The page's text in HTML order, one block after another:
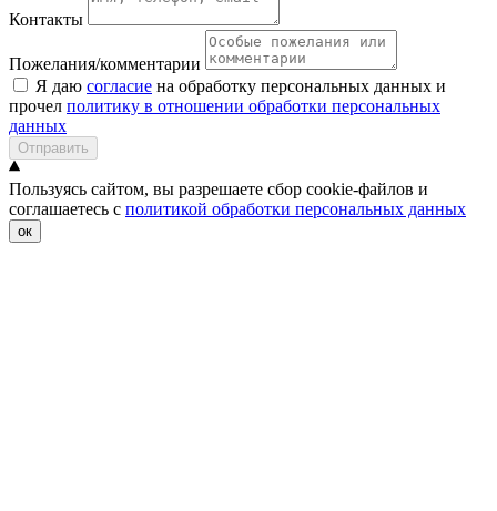
Контакты
Пожелания/комментарии
Я даю согласие на обработку персональных данных и
прочел политику в отношении обработки персональных
данных
Отправить
Пользуясь сайтом, вы разрешаете сбор cookie-файлов и
соглашаетесь с политикой обработки персональных данных
ок